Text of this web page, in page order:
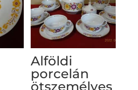
Alföldi
porcelán
ötszemélyes